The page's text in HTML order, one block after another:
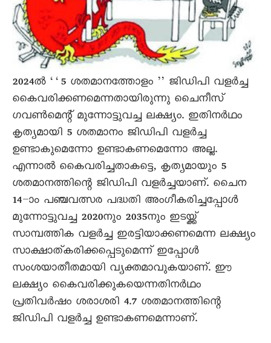
2024ൽ ‘‘5 ശതമാനത്തോളം ’’ ജിഡിപി വളർച്ച
കെെവരിക്കണമെന്നതായിരുന്നു ചെെനീസ്
ഗവൺമെന്റ് മുന്നോട്ടുവച്ച ലക്ഷ്യം. ഇതിനർഥം
കൃത്യമായി 5 ശതമാനം ജിഡിപി വളർച്ച
ഉണ്ടാകുമെന്നോ ഉണ്ടാകണമെന്നോ അല്ല.
എന്നാൽ കെെവരിച്ചതാകട്ടെ, കൃത്യമായും 5
ശതമാനത്തിന്റെ ജിഡിപി വളർച്ചയാണ്. ചെെന
14–ാം പഞ്ചവത്സര പദ്ധതി അംഗീകരിച്ചപ്പോൾ
മുന്നോട്ടുവച്ച 2020നും 2035നും ഇടയ്ക്ക്
സാമ്പത്തിക വളർച്ച ഇരട്ടിയാക്കണമെന്ന ലക്ഷ്യം
സാക്ഷാത്കരിക്കപ്പെടുമെന്ന് ഇപ്പോൾ
സംശയാതീതമായി വ്യക്തമാവുകയാണ്. ഈ
ലക്ഷ്യം കെെവരിക്കുകയെന്നതിനർഥം
പ്രതിവർഷം ശരാശരി 4.7 ശതമാനത്തിന്റെ
ജിഡിപി വളർച്ച ഉണ്ടാകണമെന്നാണ്.